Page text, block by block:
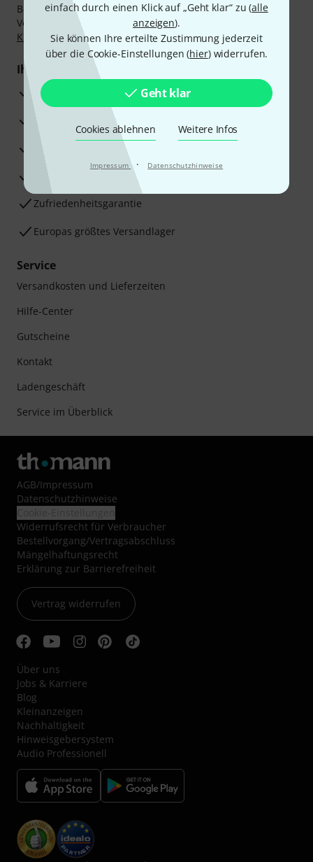
einfach durch einen Klick auf „Geht klar“ zu (alle
anzeigen).
Sie können Ihre erteilte Zustimmung jederzeit
über die Cookie-Einstellungen (hier) widerrufen.
Geht klar
Cookies ablehnen Weitere Infos
Impressum · Datenschutzhinweise
Bezahlen Sie vertraulich und sicher per Nachnahme,
Vorkasse, PayPal, Amazon Pay,Klarna Sofort bezahlen
Klarna Ratenzahlungoder Kreditkarte.
Ihre Vorteile
3 Jahre Thomann Garantie
30 Tage Money-Back-Garantie
Beratung durch Fachexperten
Zufriedenheitsgarantie
Europas größtes Versandlager
Service
Versandkosten und Lieferzeiten
Hilfe-Center
Gutscheine
Kontakt
Ladengeschäft
Service im Überblick
AGB/Impressum
Datenschutzhinweise
Widerrufsrecht für Verbraucher
Bestellvorgang/Vertragsabschluss
Mängelhaftungsrecht
Erklärung zur Barrierefreiheit
Vertrag widerrufen
Über uns
Jobs & Karriere
Blog
Kleinanzeigen
Nachhaltigkeit
Hinweisgebersystem
Audio Professionell